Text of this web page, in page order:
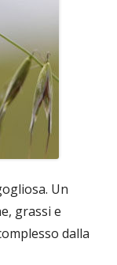
Un
grassi e
dalla